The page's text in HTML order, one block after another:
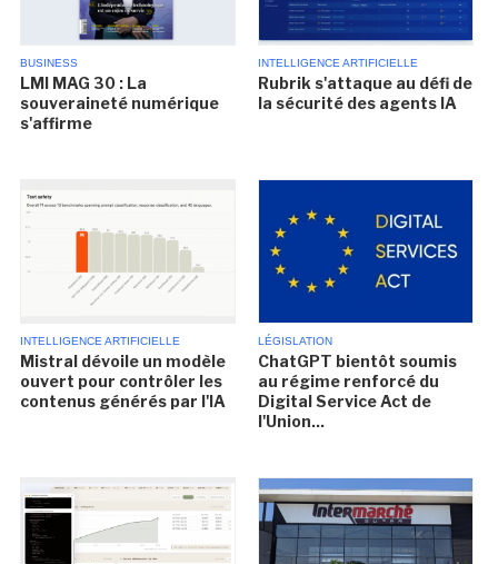
BUSINESS
LMI MAG 30 : La
souveraineté numérique
s'affirme
INTELLIGENCE ARTIFICIELLE
Rubrik s'attaque au défi de
la sécurité des agents IA
INTELLIGENCE ARTIFICIELLE
Mistral dévoile un modèle
ouvert pour contrôler les
contenus générés par l'IA
LÉGISLATION
ChatGPT bientôt soumis
au régime renforcé du
Digital Service Act de
l'Union...